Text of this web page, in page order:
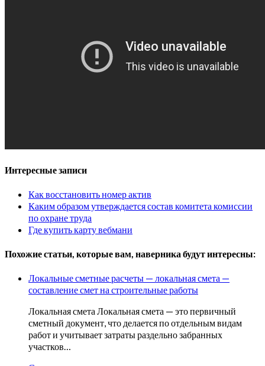
Интересные записи
Как восстановить номер актив
Каким образом утверждается состав комитета комиссии
по охране труда
Где купить карту вебмани
Похожие статьи, которые вам, наверника будут интересны:
Локальные сметные расчеты — локальная смета —
составление смет на строительные работы
Локальная смета Локальная смета — это первичный
сметный документ, что делается по отдельным видам
работ и учитывает затраты раздельно забранных
участков…